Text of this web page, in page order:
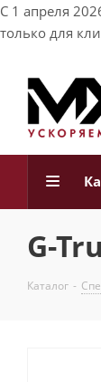
С 1 апреля
только для
G-
Каталог -